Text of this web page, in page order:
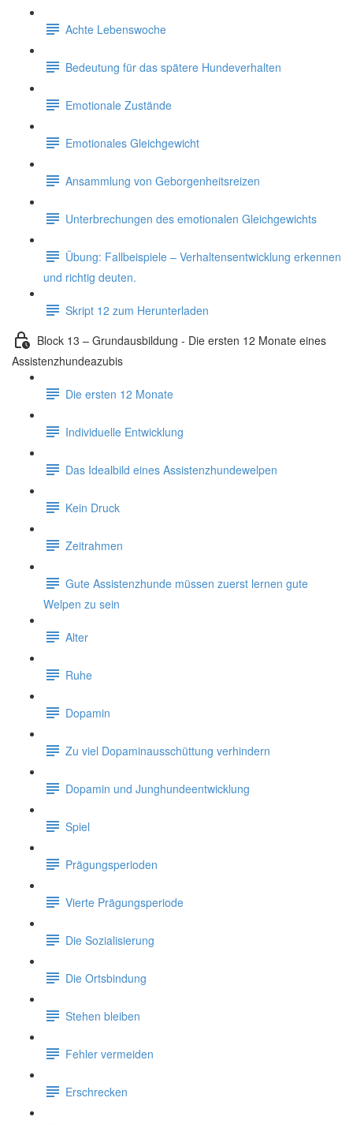
Achte Lebenswoche
Bedeutung für das spätere Hundeverhalten
Emotionale Zustände
Emotionales Gleichgewicht
Ansammlung von Geborgenheitsreizen
Unterbrechungen des emotionalen Gleichgewichts
Übung: Fallbeispiele – Verhaltensentwicklung erkennen
und richtig deuten.
Skript 12 zum Herunterladen
Block 13 – Grundausbildung - Die ersten 12 Monate eines
Assistenzhundeazubis
Die ersten 12 Monate
Individuelle Entwicklung
Das Idealbild eines Assistenzhundewelpen
Kein Druck
Zeitrahmen
Gute Assistenzhunde müssen zuerst lernen gute
Welpen zu sein
Alter
Ruhe
Dopamin
Zu viel Dopaminausschüttung verhindern
Dopamin und Junghundeentwicklung
Spiel
Prägungsperioden
Vierte Prägungsperiode
Die Sozialisierung
Die Ortsbindung
Stehen bleiben
Fehler vermeiden
Erschrecken